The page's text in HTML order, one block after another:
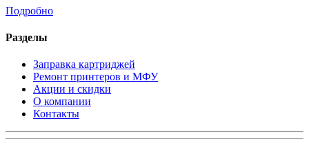
Подробно
Разделы
Заправка картриджей
Ремонт принтеров и МФУ
Акции и скидки
О компании
Контакты